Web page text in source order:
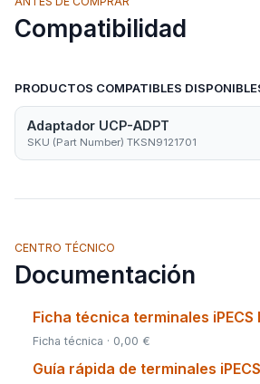
Compatibilidad
PRODUCTOS COMPATIBLES
Adaptador UCP-ADPT
SKU (Part Number) TKSN9121701
CENTRO TÉCNICO
Documentación
Ficha técnica terminales iPECS
Ficha técnica · 0,00 €
Guía rápida de terminales